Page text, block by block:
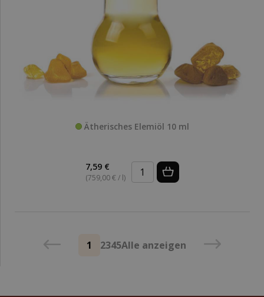
Ätherisches Elemiöl 10 ml
7,59 €
(759,00 € / l)
1 2345Alle anzeigen